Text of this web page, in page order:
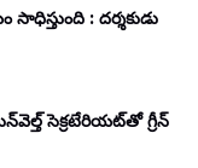
: దర్శకుడు
సెక్రటేరియట్‌తో గ్రీన్